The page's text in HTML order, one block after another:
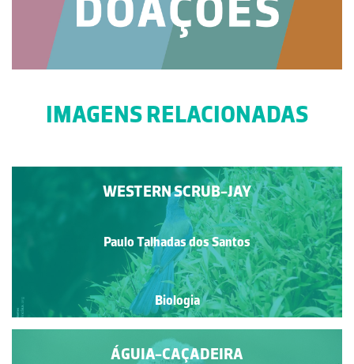
IMAGENS RELACIONADAS
WESTERN SCRUB-JAY
Paulo Talhadas dos Santos
Biologia
ÁGUIA-CAÇADEIRA